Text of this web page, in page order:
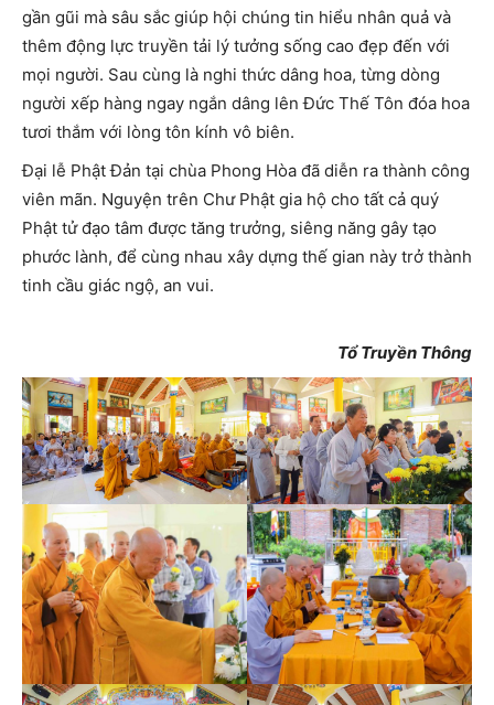
gần gũi mà sâu sắc giúp hội chúng tin hiểu nhân quả và
thêm động lực truyền tải lý tưởng sống cao đẹp đến với
mọi người. Sau cùng là nghi thức dâng hoa, từng dòng
người xếp hàng ngay ngắn dâng lên Đức Thế Tôn đóa hoa
tươi thắm với lòng tôn kính vô biên.
Đại lễ Phật Đản tại chùa Phong Hòa đã diễn ra thành công
viên mãn. Nguyện trên Chư Phật gia hộ cho tất cả quý
Phật tử đạo tâm được tăng trưởng, siêng năng gây tạo
phước lành, để cùng nhau xây dựng thế gian này trở thành
tinh cầu giác ngộ, an vui.
Tổ Truyền Thông